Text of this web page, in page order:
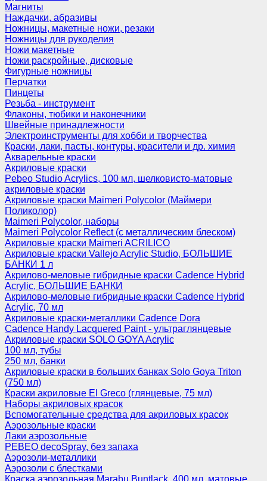
Магниты
Наждачки, абразивы
Ножницы, макетные ножи, резаки
Ножницы для рукоделия
Ножи макетные
Ножи раскройные, дисковые
Фигурные ножницы
Перчатки
Пинцеты
Резьба - инструмент
Флаконы, тюбики и наконечники
Швейные принадлежности
Электроинструменты для хобби и творчества
Краски, лаки, пасты, контуры, красители и др. химия
Акварельные краски
Акриловые краски
Pebeo Studio Acrylics, 100 мл, шелковисто-матовые
акриловые краски
Акриловые краски Maimeri Polycolor (Маймери
Поликолор)
Maimeri Polycolor, наборы
Maimeri Polycolor Reflect (с металлическим блеском)
Акриловые краски Maimeri ACRILICO
Акриловые краски Vallejo Acrylic Studio, БОЛЬШИЕ
БАНКИ 1 л
Акрилово-меловые гибридные краски Cadence Hybrid
Acrylic, БОЛЬШИЕ БАНКИ
Акрилово-меловые гибридные краски Cadence Hybrid
Acrylic, 70 мл
Акриловые краски-металлики Cadence Dora
Cadence Handy Lacquered Paint - ультраглянцевые
Акриловые краски SOLO GOYA Acrylic
100 мл, тубы
250 мл, банки
Акриловые краски в больших банках Solo Goya Triton
(750 мл)
Краски акриловые El Greco (глянцевые, 75 мл)
Наборы акриловых красок
Вспомогательные средства для акриловых красок
Аэрозольные краски
Лаки аэрозольные
PEBEO decoSpray, без запаха
Аэрозоли-металлики
Аэрозоли с блестками
Краска аэрозольная Marabu Buntlack, 400 мл, матовые